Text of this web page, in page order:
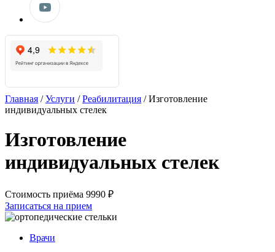
Главная /Услуги /Реабилитация /Изготовление
индивидуальных стелек
Изготовление
индивидуальных стелек
Стоимость приёма 9990 ₽
Записаться на прием
Врачи